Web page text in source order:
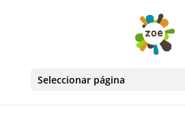
Seleccionar página